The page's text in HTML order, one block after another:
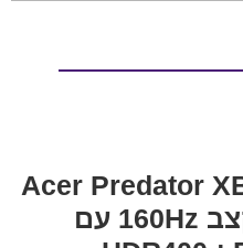
Acer Predator
27״ 4K UHD בקצב 160Hz עם